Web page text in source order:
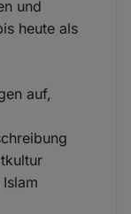
und
heute als
auf,